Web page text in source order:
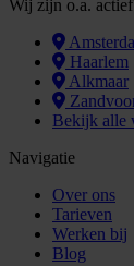
Wij zijn o.a.
Haarlem
Alkmaar
Bekijk alle
Navigatie
Over ons
Tarieven
Werken bij
Blog